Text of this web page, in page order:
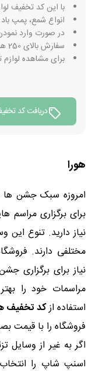
با این کد تخفیف
انواع شمع، پمپ
در صورت وارد نمودن این کد 10
سفارش بالای 250 هزار تومان شامل ارسال مجانی می باشد
برای مشاهده
دریافت کد
هورا
امروزه سبک جشن ها
برای برگزاری مراسم
نیاز دارید. تنوع
مختلفی دارند.
نیاز برای برگزاری
مراسمات خود را
استفاده ازکد تخفیف
فروشگاه را با قیمت
اگر به غیر از وسایل
اسنپ شاپ را انتخاب